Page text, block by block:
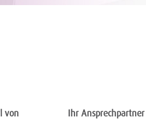
von
Ihr Ansprechpartner